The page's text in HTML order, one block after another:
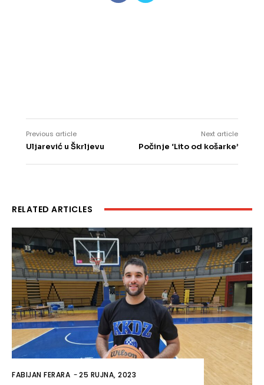
Previous article
Uljarević u Škrljevu
Next article
Počinje ‘Lito od košarke’
RELATED ARTICLES
FABIJAN FERARA -25 RUJNA, 2023